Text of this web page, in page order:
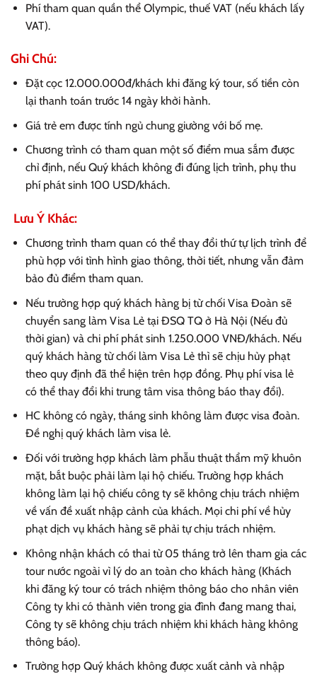
Phí tham quan quần thể Olympic, thuế VAT (nếu khách lấy
VAT).
Ghi Chú:
Đặt cọc 12.000.000đ/khách khi đăng ký tour, số tiền còn
lại thanh toán trước 14 ngày khởi hành.
Giá trẻ em được tính ngủ chung giường với bố mẹ.
Chương trình có tham quan một số điểm mua sắm được
chỉ định, nếu Quý khách không đi đúng lịch trình, phụ thu
phí phát sinh 100 USD/khách.
Lưu Ý Khác:
Chương trình tham quan có thể thay đổi thứ tự lịch trình để
phù hợp với tình hình giao thông, thời tiết, nhưng vẫn đảm
bảo đủ điểm tham quan.
Nếu trường hợp quý khách hàng bị từ chối Visa Đoàn sẽ
chuyển sang làm Visa Lẻ tại ĐSQ TQ ở Hà Nội (Nếu đủ
thời gian) và chi phí phát sinh 1.250.000 VNĐ/khách. Nếu
quý khách hàng từ chối làm Visa Lẻ thì sẽ chịu hủy phạt
theo quy định đã thể hiện trên hợp đồng. Phụ phí visa lẻ
có thể thay đổi khi trung tâm visa thông báo thay đổi).
HC không có ngày, tháng sinh không làm được visa đoàn.
Đề nghị quý khách làm visa lẻ.
Đối với trường hợp khách làm phẫu thuật thẩm mỹ khuôn
mặt, bắt buộc phải làm lại hộ chiếu. Trường hợp khách
không làm lại hộ chiếu công ty sẽ không chịu trách nhiệm
về vấn đề xuất nhập cảnh của khách. Mọi chi phí về hủy
phạt dịch vụ khách hàng sẽ phải tự chịu trách nhiệm.
Không nhận khách có thai từ 05 tháng trở lên tham gia các
tour nước ngoài vì lý do an toàn cho khách hàng (Khách
khi đăng ký tour có trách nhiệm thông báo cho nhân viên
Công ty khi có thành viên trong gia đình đang mang thai,
Công ty sẽ không chịu trách nhiệm khi khách hàng không
thông báo).
Trường hợp Quý khách không được xuất cảnh và nhập